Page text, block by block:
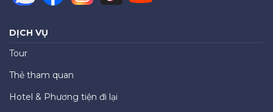
DỊCH VỤ
Tour
Thẻ tham quan
Hotel & Phương tiện đi lại